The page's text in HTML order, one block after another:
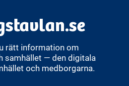
rätt information om
samhället — den digitala
och medborgarna.